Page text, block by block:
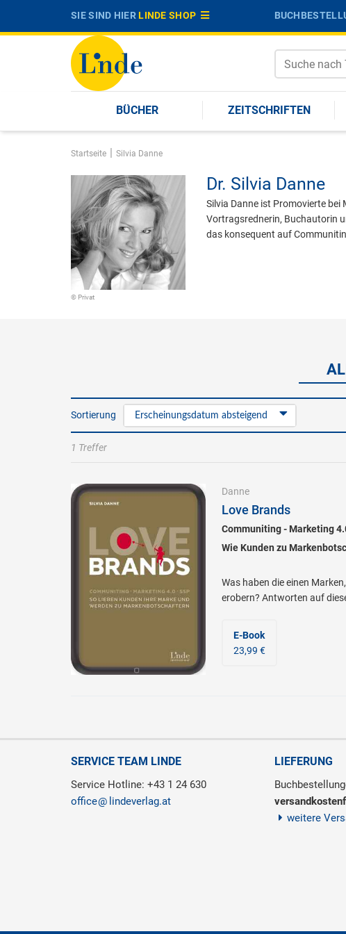
SIE SIND HIERLINDE SHOP
BÜCHER ZEITSCHRIFTEN
Startseite | Silvia Danne
© Privat
Dr. Silvia Danne
Silvia Danne ist Promovierte
Vortragsrednerin, Buchautorin
das konsequent auf
Sortierung Erscheinungsdatum absteigend
1 Treffer
Danne
Love Brands
Communiting - Marketing
Wie Kunden zu
Was haben die einen
erobern? Antworten auf
E-Book
23,99 €
SERVICE TEAM LINDE
Service Hotline: +43 1 24 630
office
lindeverlag.at
LIEFERUNG
weitere